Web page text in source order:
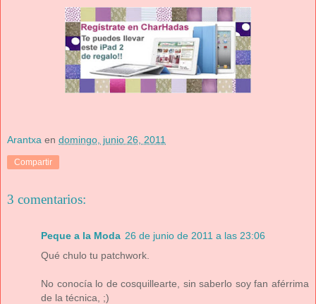
Arantxa en domingo, junio 26, 2011
Compartir
3 comentarios:
Peque a la Moda 26 de junio de 2011 a las 23:06
Qué chulo tu patchwork.
No conocía lo de cosquillearte, sin saberlo soy fan aférrima
de la técnica, ;)